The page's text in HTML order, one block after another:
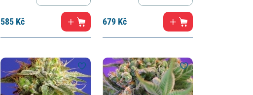
585Kč 679Kč